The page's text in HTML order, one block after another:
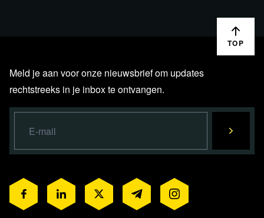
TOP
Meld je aan voor onze nieuwsbrief om updates
rechtstreeks in je inbox te ontvangen.